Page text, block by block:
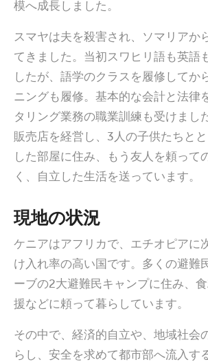
模へ成長しました。
スマヤは夫を殺害され、ソマリアか
てきました。当初スワヒリ語も英語
したが、語学のクラスを履修してか
ニングも履修。基本的な会計と法律
タリング業務の職業訓練も受けまし
販売店を経営し、3人の子供たちと
した部屋に住み、もう友人を頼って
く、自立した生活を送っています。
現地の状況
ケニアはアフリカで、エチオピアに
け入れ率の高い国です。多くの避難
ーブの2大避難民キャンプに住み、
援などに頼って暮らしています。
その中で、経済的自立や、地域社会
らし、安全を求めて都市部へ流入す